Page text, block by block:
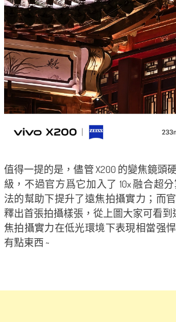
值得一提的是，儘管 X200 的變焦鏡頭
級，不過官方爲它加入了 10x 融合超
法的幫助下提升了遠焦拍攝實力；而
釋出首張拍攝樣張，從上圖大家可看到
焦拍攝實力在低光環境下表現相當强
有點東西 ~